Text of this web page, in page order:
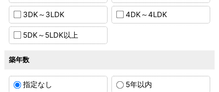
3DK～3LDK 4DK～4LDK
5DK～5LDK以上
築年数
指定なし 5年以内